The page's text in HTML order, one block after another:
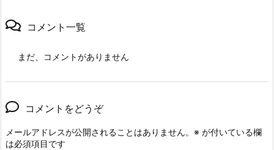
コメント一覧
まだ、コメントがありません
コメントをどうぞ
メールアドレスが公開されることはありません。 ※ が付いている欄
は必須項目です